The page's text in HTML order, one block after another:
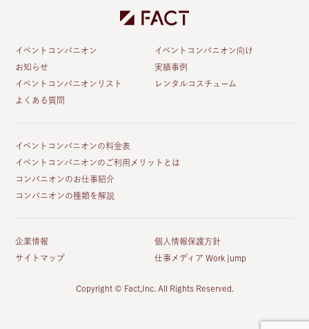
イベントコンパニオン
イベントコンパニオン向け
お知らせ
実績事例
イベントコンパニオンリスト
レンタルコスチューム
よくある質問
イベントコンパニオンの料金表
イベントコンパニオンのご利用メリットとは
コンパニオンのお仕事紹介
コンパニオンの種類を解説
企業情報
個人情報保護方針
サイトマップ
仕事メディア Work jump
Copyright © Fact,Inc. All Rights Reserved.